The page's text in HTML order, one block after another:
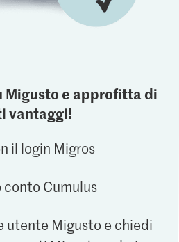
Migusto e approfitta di
vantaggi!
il login Migros
conto Cumulus
utente Migusto e chiedi